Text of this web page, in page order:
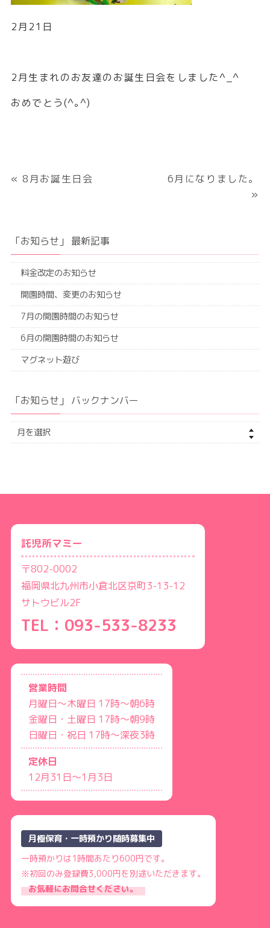
2月21日
2月生まれのお友達のお誕生日会をしました^_^
おめでとう(^｡^)
«8月お誕生日会
6月になりました。
»
「お知らせ」 最新記事
料金改定のお知らせ
開園時間、変更のお知らせ
7月の開園時間のお知らせ
6月の開園時間のお知らせ
マグネット遊び
「お知らせ」 バックナンバー
託児所マミー
〒802-0002
福岡県北九州市小倉北区京町3-13-12
サトウビル2F
TEL：093-533-8233
営業時間
月曜日～木曜日 17時〜朝6時
金曜日・土曜日 17時〜朝9時
日曜日・祝日 17時〜深夜3時
定休日
12月31日～1月3日
月極保育・一時預かり随時募集中
一時預かりは1時間あたり600円です。
※初回のみ登録費3,000円を別途いただきます。
お気軽にお問合せください。